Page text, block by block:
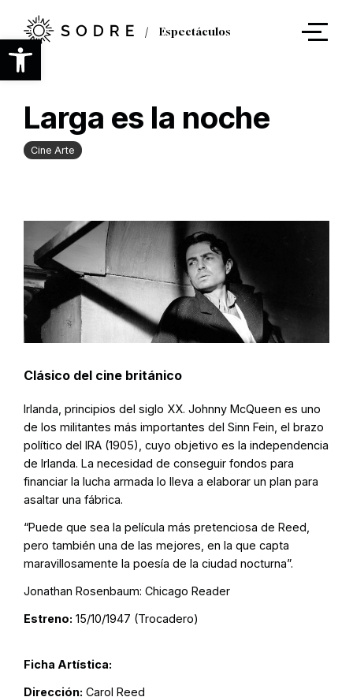
Abrir barra de herramientas
contenido
principal
Espectáculos
Larga es la noche
Cine Arte
Clásico del cine británico
Irlanda, principios del siglo XX. Johnny McQueen es uno
de los militantes más importantes del Sinn Fein, el brazo
político del IRA (1905), cuyo objetivo es la independencia
de Irlanda. La necesidad de conseguir fondos para
financiar la lucha armada lo lleva a elaborar un plan para
asaltar una fábrica.
“Puede que sea la película más pretenciosa de Reed,
pero también una de las mejores, en la que capta
maravillosamente la poesía de la ciudad nocturna”.
Jonathan Rosenbaum: Chicago Reader
Estreno: 15/10/1947 (Trocadero)
Ficha Artística:
Dirección: Carol Reed